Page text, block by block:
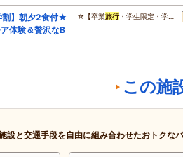
割】朝夕2食付★
体験＆贅沢なB
☆【卒業旅行・学生限定・学…
この施
設と交通手段を自由に組み合わせたおトクな